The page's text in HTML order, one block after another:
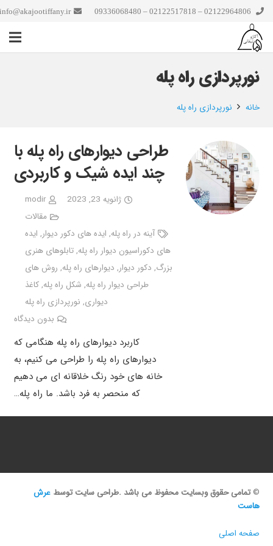
نورپردازی راه پله
خانه نورپردازی راه پله
طراحی دیوارهای راه پله با
چند ایده شیک و کاربردی
ژانویه 23, 2023
modir
مقالات
آینه در راه پله, ایده های دکور دیوار, ایده
های دکوراسیون دیوار راه پله,تابلوهای هنری
بزرگ, دکور دیوار, دیوارهای راه پله, روش های
طراحی دیوار راه پله, شکل راه پله,کاغذ
دیواری, نورپردازی راه پله
بدون دیدگاه
کاربرد دیوارهای راه پله هنگامی که
دیوارهای راه پله را طراحی می کنیم، به
خانه های خود رنگ خلاقانه ای می دهیم
که منحصر به فرد باشد. ما راه پله…
©تمامی حقوق وبسایت محفوظ می باشد .طراحی سایت توسطعرش
هاست
صفحه اصلی